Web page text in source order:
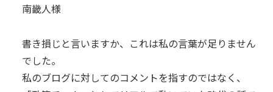
南畿人様
書き損じと言いますか、これは私の言葉が足りません
でした。
私のブログに対してのコメントを指すのではなく、